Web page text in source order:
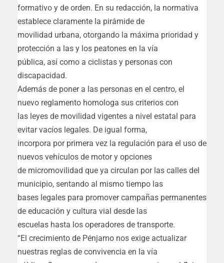
formativo y de orden. En su redacción, la normativa
establece claramente la pirámide de
movilidad urbana, otorgando la máxima prioridad y
protección a las y los peatones en la vía
pública, así como a ciclistas y personas con
discapacidad.
Además de poner a las personas en el centro, el
nuevo reglamento homologa sus criterios con
las leyes de movilidad vigentes a nivel estatal para
evitar vacíos legales. De igual forma,
incorpora por primera vez la regulación para el uso de
nuevos vehículos de motor y opciones
de micromovilidad que ya circulan por las calles del
municipio, sentando al mismo tiempo las
bases legales para promover campañas permanentes
de educación y cultura vial desde las
escuelas hasta los operadores de transporte.
“El crecimiento de Pénjamo nos exige actualizar
nuestras reglas de convivencia en la vía